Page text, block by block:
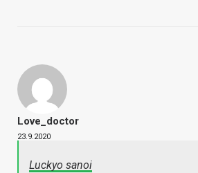
Love_doctor
23.9.2020
Luckyo sanoi